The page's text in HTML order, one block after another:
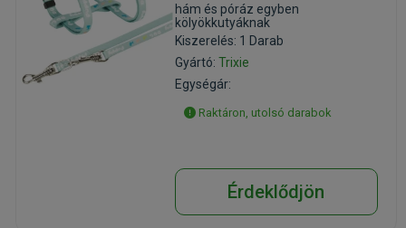
hám és póráz egyben
kölyökkutyáknak
Kiszerelés: 1 Darab
Gyártó: Trixie
Egységár:
Raktáron, utolsó darabok
Érdeklődjön